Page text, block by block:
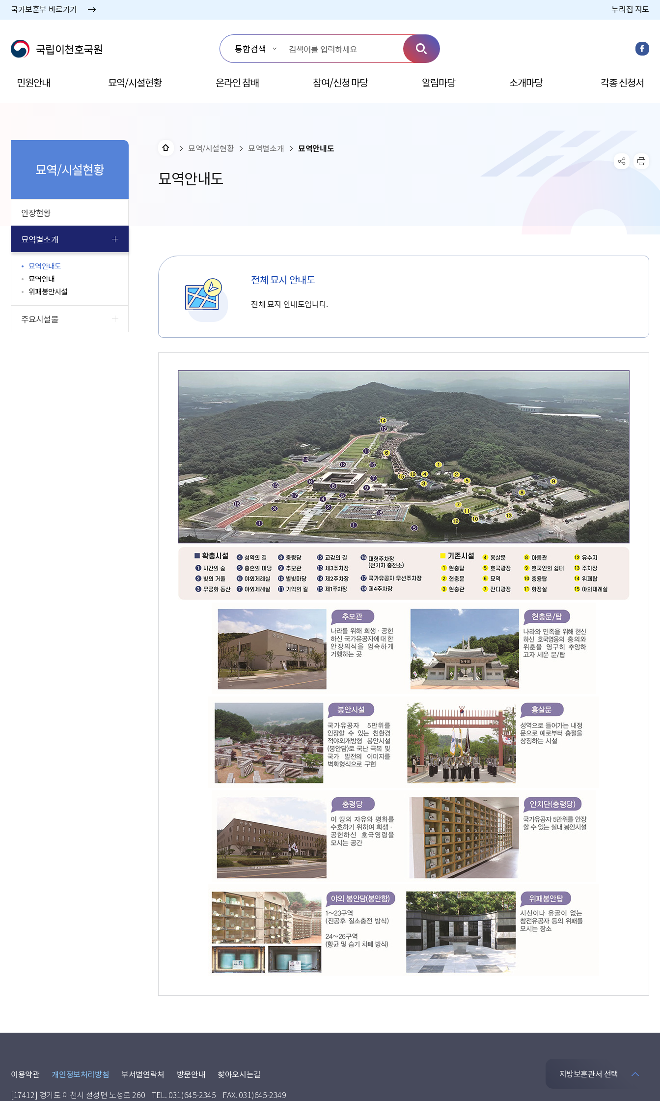
국가보훈부 바로가기 누리집 지도
국립이천호국원
민원안내 묘역/시설현황 온라인 참배 참여/신청 마당 알림마당 소개마당 각종 신청서
묘역안내도
묘역/시설현황 묘역별소개 묘역안내도
묘역/시설현황
안장현황
묘역별소개
묘역안내도
묘역안내
위패봉안시설
주요시설물
전체 묘지 안내도
전체 묘지 안내도입니다.
이용약관 개인정보처리방침 부서별연락처 방문안내 찾아오시는길
[17412] 경기도 이천시 설성면 노성로 260 TEL. 031)645-2345 FAX. 031)645-2349
지방보훈관서 선택